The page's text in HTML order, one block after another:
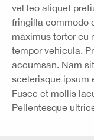
vel leo aliquet
fringilla commodo
maximus tortor eu
tempor vehicula.
accumsan. Nam
scelerisque ipsum
Fusce et mollis
Pellentesque